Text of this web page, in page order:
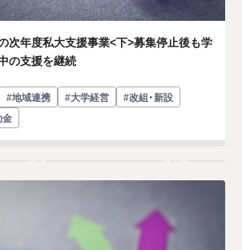
次年度私大支援事業<下>募集停止後も学
の支援を継続
#地域連携 #大学経営
#改組・新設
金